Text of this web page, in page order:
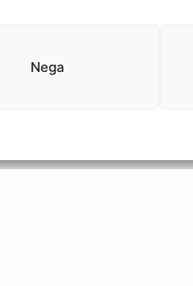
Nega
by Keydea